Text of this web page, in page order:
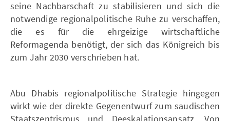
seine Nachbarschaft zu stabilisieren und sich die
notwendige regionalpolitische Ruhe zu verschaffen,
die es für die ehrgeizige wirtschaftliche
Reformagenda benötigt, der sich das Königreich bis
zum Jahr 2030 verschrieben hat.
Abu Dhabis regionalpolitische Strategie hingegen
wirkt wie der direkte Gegenentwurf zum saudischen
Staatszentrismus und Deeskalationsansatz. Von